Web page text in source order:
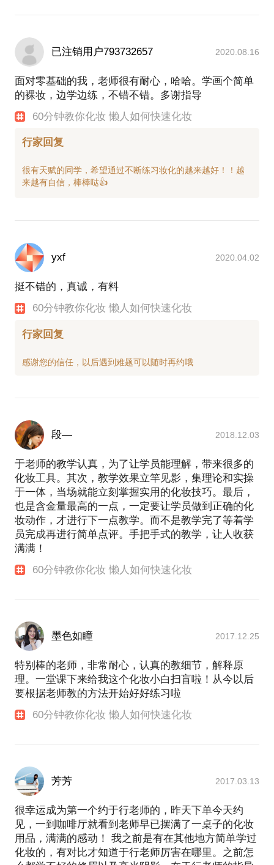
已注销用户793732657 2020.08.16
面对零基础的我，老师很有耐心，哈哈。学画个简单
的裸妆，边学边练，不错不错。多谢指导
60分钟教你化妆 懒人如何快速化妆
行家回复
很有天赋的同学，希望通过不断练习妆化的越来越好！！越
yxf 2020.04.02
挺不错的，真诚，有料
60分钟教你化妆 懒人如何快速化妆
行家回复
段— 2018.12.03
于老师的教学认真，为了让学员能理解，带来很多的
化妆工具。其次，教学效果立竿见影，集理论和实操
于一体，当场就能立刻掌握实用的化妆技巧。最后，
也是含金量最高的一点，一定要让学员做到正确的化
妆动作，才进行下一点教学。而不是教学完了等着学
员完成再进行简单点评。手把手式的教学，让人收获
满满！
60分钟教你化妆 懒人如何快速化妆
墨色如瞳 2017.12.25
特别棒的老师，非常耐心，认真的教细节，解释原
理。一堂课下来给我这个化妆小白扫盲啦！从今以后
要根据老师教的方法开始好好练习啦
60分钟教你化妆 懒人如何快速化妆
芳芳 2017.03.13
很幸运成为第一个约于行老师的，昨天下单今天约
见，一到咖啡厅就看到老师早已摆满了一桌子的化妆
用品，满满的感动！ 我之前是有在其他地方简单学过
化妆的，有对比才知道于行老师厉害在哪里。之前怎